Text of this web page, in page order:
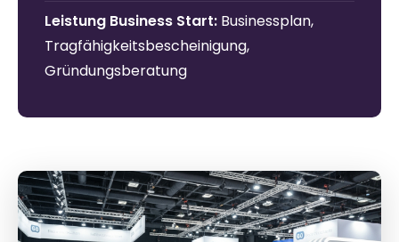
Leistung Business Start: Businessplan,
Tragfähigkeitsbescheinigung,
Gründungsberatung